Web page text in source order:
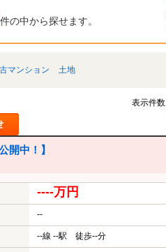
件の中から探せます。
マンション 土地
表示件数
開中！】
----万円
--
--線 --駅 徒歩--分